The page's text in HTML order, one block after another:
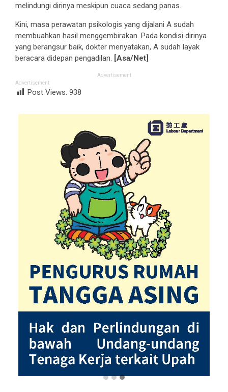
melindungi dirinya meskipun cuaca sedang panas.
Kini, masa perawatan psikologis yang dijalani A sudah
membuahkan hasil menggembirakan. Pada kondisi dirinya
yang berangsur baik, dokter menyatakan, A sudah layak
beracara didepan pengadilan.
[Asa/Net]
Advertisement
Advertisement
Post Views: 938